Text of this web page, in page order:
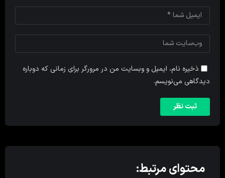
ذخیره نام، ایمیل و وبسایت من در مرورگر برای زمانی که دوباره
دیدگاهی می‌نویسم.
محتوای مرتبط: